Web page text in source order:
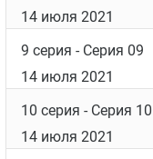
14 июля 2021
9 серия - Серия 09
14 июля 2021
10 серия - Серия 10
14 июля 2021